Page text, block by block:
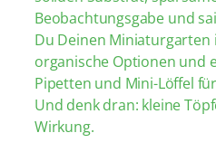
Beobachtungsgabe und
Du Deinen Miniaturgarten
organische Optionen und
Pipetten und Mini-Löffel
Und denk dran: kleine
Wirkung.